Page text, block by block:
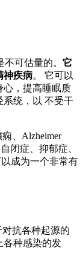
可估量的。 它
神疾病。 它可以
心，提高睡眠质
系统，以 不受干
痫、Alzheimer
闭症、抑郁症、
成为一个非常有
对抗各种起源的
各种感染的发